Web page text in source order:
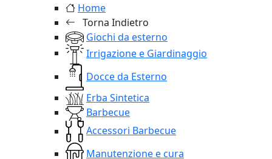
Home
Torna Indietro
Giochi da esterno
Irrigazione e Giardinaggio
Docce da Esterno
Erba Sintetica
Barbecue
Accessori Barbecue
Manutenzione e cura